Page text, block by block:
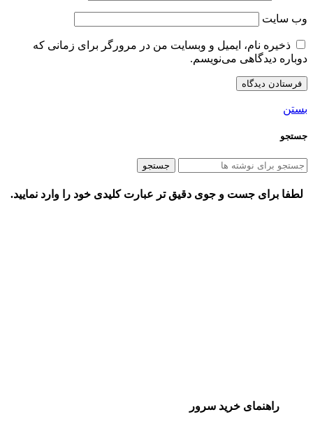
وب‌ سایت
ذخیره نام، ایمیل و وبسایت من در مرورگر برای زمانی که
دوباره دیدگاهی می‌نویسم.
بستن
جستجو
جستجو
لطفا برای جست و جوی دقیق تر عبارت کلیدی خود را وارد نمایید.
راهنمای خرید سرور